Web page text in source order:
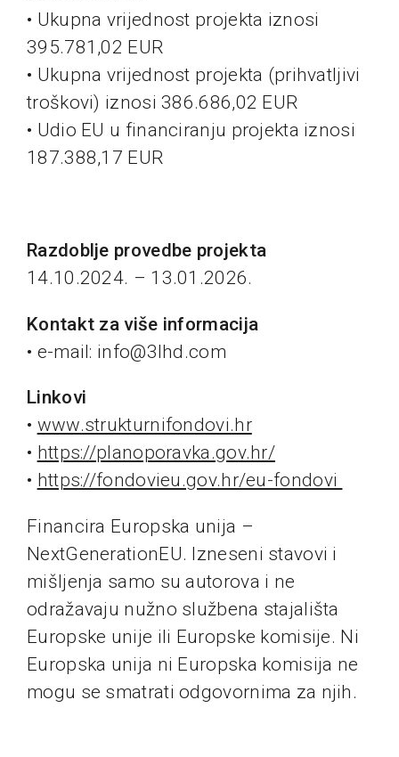
• Ukupna vrijednost projekta iznosi
395.781,02 EUR
• Ukupna vrijednost projekta (prihvatljivi
troškovi) iznosi 386.686,02 EUR
• Udio EU u financiranju projekta iznosi
187.388,17 EUR
Razdoblje provedbe projekta
14.10.2024. – 13.01.2026.
Kontakt za više informacija
• e-mail: info@3lhd.com
Linkovi
• www.strukturnifondovi.hr
• https://planoporavka.gov.hr/
• https://fondovieu.gov.hr/eu-fondovi
Financira Europska unija –
NextGenerationEU. Izneseni stavovi i
mišljenja samo su autorova i ne
odražavaju nužno službena stajališta
Europske unije ili Europske komisije. Ni
Europska unija ni Europska komisija ne
mogu se smatrati odgovornima za njih.